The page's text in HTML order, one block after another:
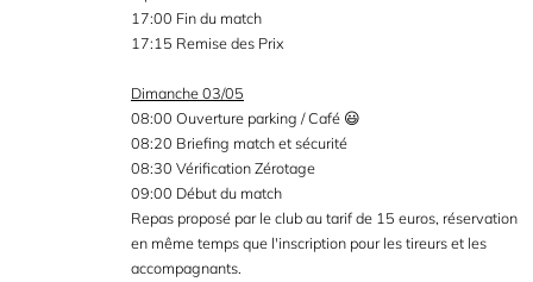
17:00 Fin du match
17:15 Remise des Prix
Dimanche 03/05
08:00 Ouverture parking / Café 😃
08:20 Briefing match et sécurité
08:30 Vérification Zérotage
09:00 Début du match
Repas proposé par le club au tarif de 15 euros, réservation
en même temps que l'inscription pour les tireurs et les
accompagnants.